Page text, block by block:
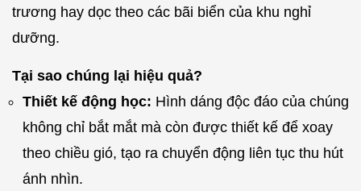
trương hay dọc theo các bãi biển của khu nghỉ
dưỡng.
Tại sao chúng lại hiệu quả?
Thiết kế động học: Hình dáng độc đáo của chúng
không chỉ bắt mắt mà còn được thiết kế để xoay
theo chiều gió, tạo ra chuyển động liên tục thu hút
ánh nhìn.